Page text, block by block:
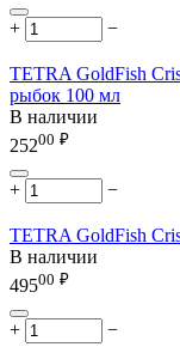
+ −
TETRA GoldFish
рыбок 100 мл
В наличии
25200 ₽
+ −
TETRA GoldFish
В наличии
49500 ₽
+ −